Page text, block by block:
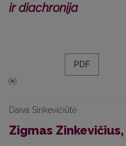
ir diachronija
PDF
Daiva Sinkevičiūtė
Zigmas Zinkevičius,